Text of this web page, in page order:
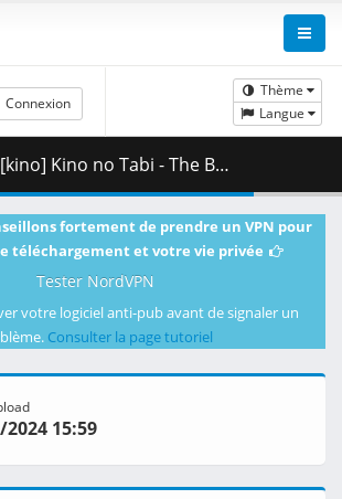
Thème
Langue
Connexion
World - 10 [DVDRip 1264x720 x264 FLAC].mkv.002 ( 418.19 MB )
fortement de prendre un VPN pour
téléchargement et votre vie privée
Tester NordVPN
votre logiciel anti-pub avant de signaler un
Consulter la page tutoriel
15:59